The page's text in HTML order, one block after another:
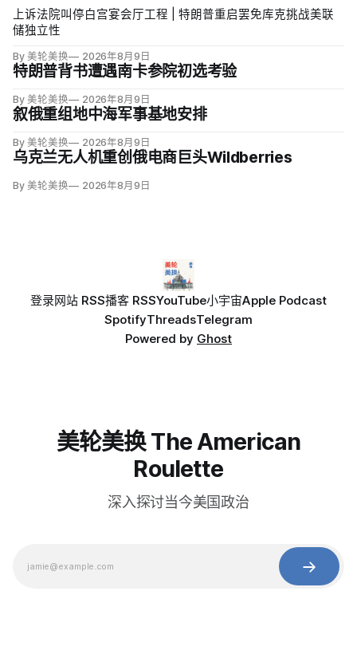
上诉法院叫停白宫宴会厅工程 | 特朗普重启罢免库克挑战美联
储独立性
By 美轮美换 2026年8月9日
特朗普背书遭遇南卡参院初选考验
By 美轮美换 2026年8月9日
叙俄重组地中海军事基地安排
By 美轮美换 2026年8月9日
乌克兰无人机重创俄电商巨头Wildberries
By 美轮美换 2026年8月9日
登录网站 RSS播客 RSSYouTube小宇宙Apple Podcast
SpotifyThreadsTelegram
Powered by Ghost
美轮美换 The American
Roulette
深入探讨当今美国政治